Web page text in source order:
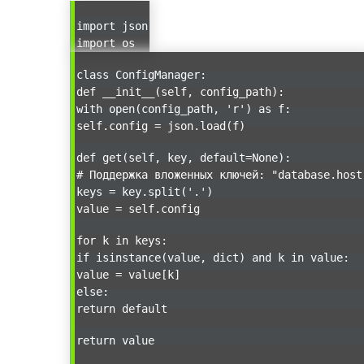
import json
import os
class ConfigManager:
def __init__(self, config_path):
with open(config_path, 'r') as f:
self.config = json.load(f)
def get(self, key, default=None):
# Поддержка вложенных ключей:
keys = key.split('.')
value = self.config
for k in keys:
if isinstance(value, dict) and k in value:
value = value[k]
else:
return default
return value